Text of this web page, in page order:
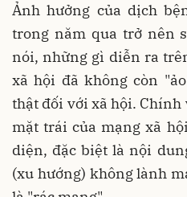
Ảnh hưởng của dịch
trong năm qua trở nên
nói, những gì diễn ra
xã hội đã không còn
thật đối với xã hội.
mặt trái của mạng xã
diện, đặc biệt là nội
(xu hướng) không lành